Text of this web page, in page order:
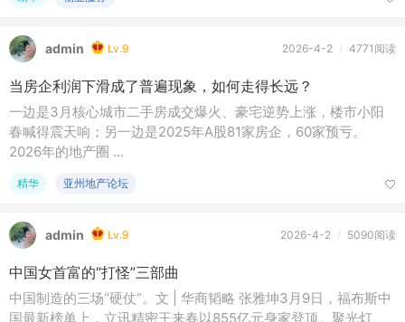
admin Lv.9 2026-4-2 / 4771阅读
当房企利润下滑成了普遍现象，如何走得长远？
一边是3月核心城市二手房成交爆火、豪宅逆势上涨，楼市小阳
春喊得震天响；另一边是2025年A股81家房企，60家预亏。
2026年的地产圈 ...
精华 亚州地产论坛
admin Lv.9 2026-4-2 / 5090阅读
中国女首富的“打怪”三部曲
中国制造的三场“硬仗”。文 | 华商韬略 张雅坤3月9日，福布斯中
国最新榜单上，立讯精密王来春以855亿元身家登顶。聚光灯